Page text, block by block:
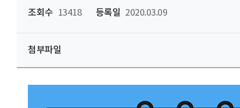
조회수 13418 등록일 2020.03.09
첨부파일